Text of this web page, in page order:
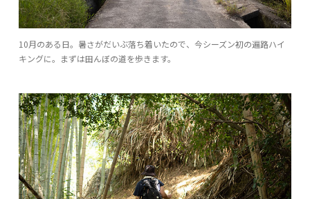
10月のある日。暑さがだいぶ落ち着いたので、今シーズン初の遍路ハイ
キングに。まずは田んぼの道を歩きます。